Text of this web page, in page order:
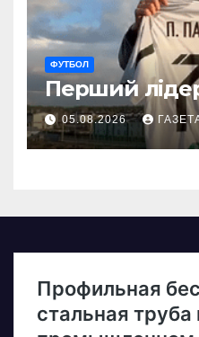
ФУТБОЛ
Перший
05.08.2026